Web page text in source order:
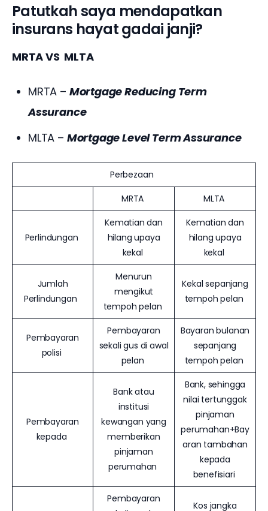
Patutkah saya mendapatkan
insurans hayat gadai janji?
MRTA VS  MLTA
MRTA – Mortgage Reducing Term
Assurance
MLTA – Mortgage Level Term Assurance
Perbezaan
MRTA
MLTA
Perlindungan
Kematian dan
hilang upaya
kekal
Kematian dan
hilang upaya
kekal
Jumlah
Perlindungan
Menurun
mengikut
tempoh pelan
Kekal sepanjang
tempoh pelan
Pembayaran
polisi
Pembayaran
sekali gus di awal
pelan
Bayaran bulanan
sepanjang
tempoh pelan
Pembayaran
kepada
Bank atau
institusi
kewangan yang
memberikan
pinjaman
perumahan
Bank, sehingga
nilai tertunggak
pinjaman
perumahan+Bay
aran tambahan
kepada
benefisiari
Pembayaran
Kos jangka